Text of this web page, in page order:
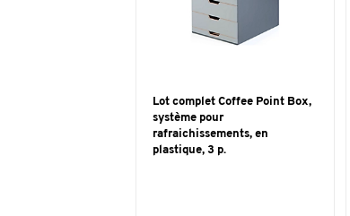
Lot complet Coffee Point Box,
système pour
rafraichissements, en
plastique, 3 p.